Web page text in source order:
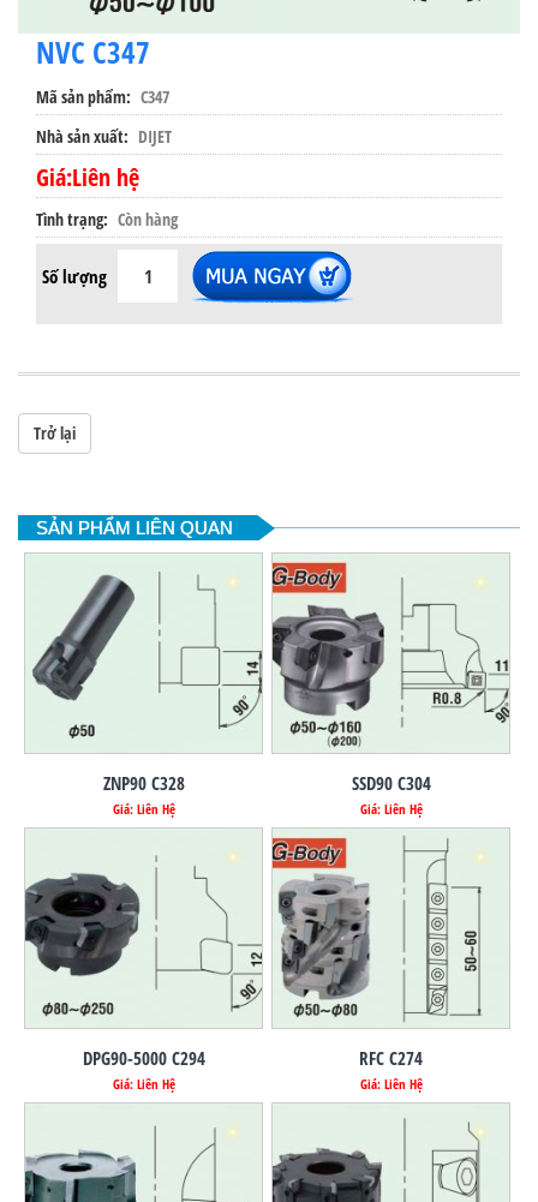
NVC C347
Mã sản phẩm
C347
Nhà sản xuất
DIJET
Giá:Liên hệ
Tình trạng Còn hàng
Số lượng
Trở lại
SẢN PHẨM LIÊN QUAN
ZNP90 C328
Giá: Liên Hệ
SSD90 C304
Giá: Liên Hệ
DPG90-5000 C294
Giá: Liên Hệ
RFC C274
Giá: Liên Hệ